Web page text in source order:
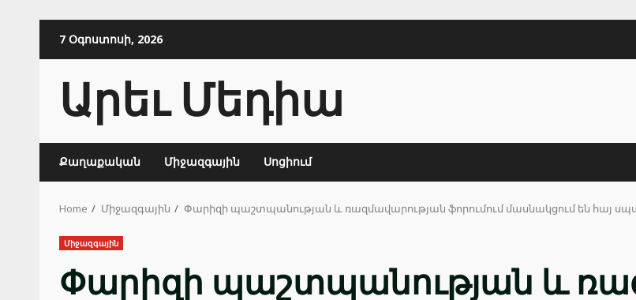
7 Օգոստոսի, 2026
Արեւ Մեդիա
Քաղաքական Միջազգային Սոցիում
Home Միջազգային Փարիզի պաշտպանության և ռազմավարության ֆորումում մասնակցում են հայ
Միջազգային
Փարիզի պաշտպանության և